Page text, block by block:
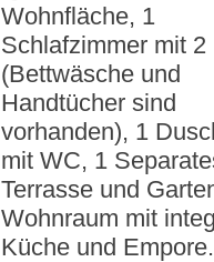
Wohnfläche, 1
Schlafzimmer mit 2
(Bettwäsche und
Handtücher sind
vorhanden), 1
mit WC, 1
Terrasse und
Wohnraum mit
Küche und Empore.